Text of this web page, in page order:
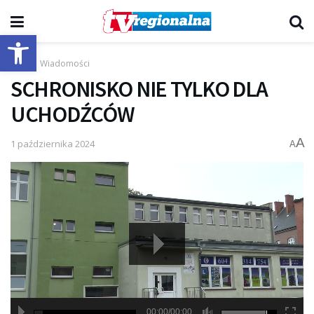
Otwórz pasek narzędzi
Start Wiadomości
SCHRONISKO NIE TYLKO DLA
UCHODŹCÓW
1 października 2024 AA
00:00/00:00